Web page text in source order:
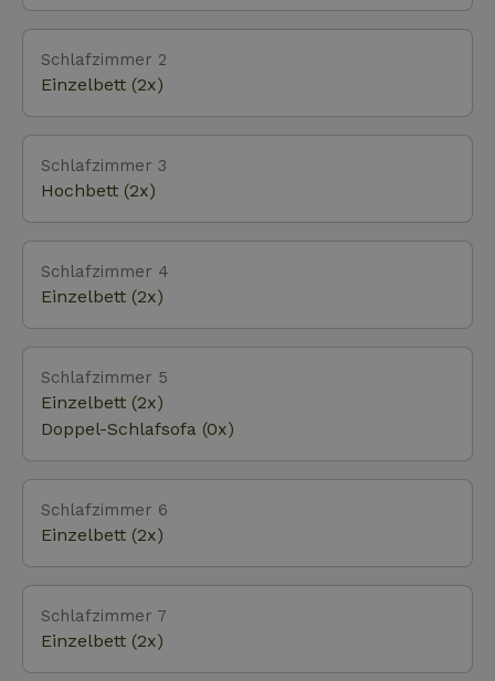
sind schöne Städte, die du besuchen kannst. Ein
tolles Ausflugsziel ist Bruggen (10 km) mit einem
faszinierenden Natur- und Jagdmuseum und
einem wunderschönen Spielplatz mit Zoo. In
Tegelen (12 km) gibt es einen Spielplatz und einen
Kletterpark. Die weiße Stadt Thorn ist 15 Kilometer
entfernt. In Steyl befinden sich das
Missionsmuseum und der botanische Garten.
Schlafzimmer 2
Einzelbett (2x)
Schlafzimmer 3
Hochbett (2x)
Schlafzimmer 4
Einzelbett (2x)
Schlafzimmer 5
Einzelbett (2x)
Doppel-Schlafsofa (0x)
Schlafzimmer 6
Einzelbett (2x)
Schlafzimmer 7
Einzelbett (2x)